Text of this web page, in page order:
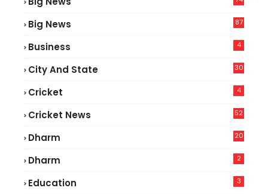
Big News
87
Business 4
City And State 30
Cricket 4
Cricket News
52
Dharm 20
Dharm 2
Education 3